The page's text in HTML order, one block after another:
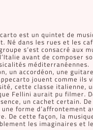
est un quintet de
Né dans les rues et les
s’est consacré aux
avant de composer
méditerranéennes.
un accordéon, une
jouent comme
cette classe italienne,
Fellini aurait pu filmer.
un cachet certain.
forme d’affrontement
De cette façon, la
les imaginaires et